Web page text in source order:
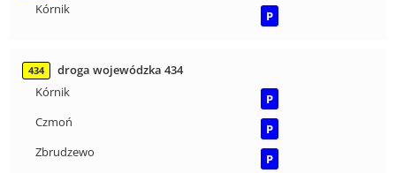
Kórnik
P
434
droga wojewódzka 434
Kórnik
P
Czmoń
P
Zbrudzewo
P